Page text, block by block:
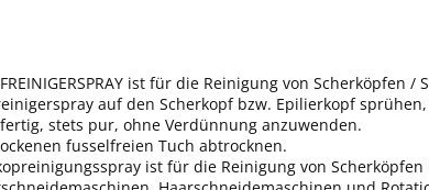
ist für die Reinigung von
auf den Scherkopf bzw. Epilierkopf
stets pur, ohne Verdünnung anzuwenden.
fusselfreien Tuch abtrocknen.
ist für die Reinigung von